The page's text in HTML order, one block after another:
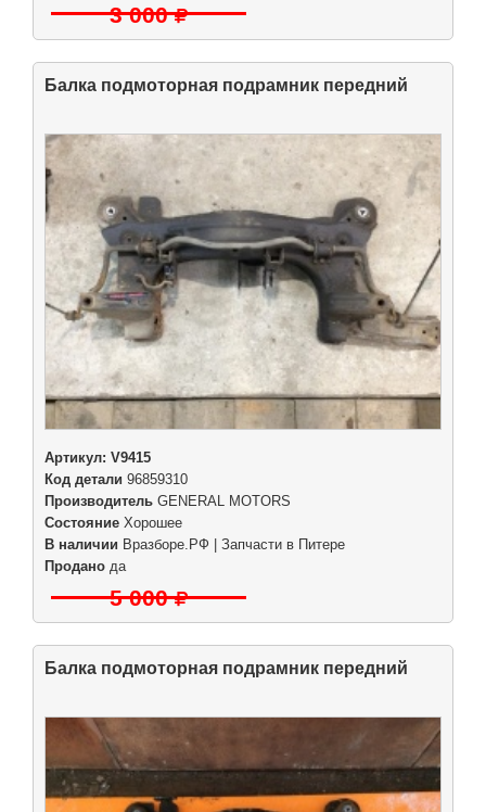
3 000
Балка подмоторная подрамник передний
Артикул: V9415
Код детали 96859310
Производитель GENERAL MOTORS
Состояние Хорошее
В наличии Вразборе.РФ | Запчасти в Питере
Продано да
5 000
Балка подмоторная подрамник передний